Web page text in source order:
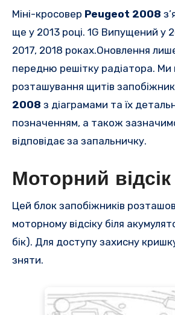
Міні-кросовер Peugeot 2008
ще у 2013 році. 1G Випущений у
2017, 2018 роках.Оновлення
передню решітку радіатора. Ми
розташування щитів
2008 з діаграмами та їх
позначенням, а також
відповідає за запальничку.
Моторний відсік
Цей блок запобіжників
моторному відсіку біля
бік). Для доступу захисну
зняти.